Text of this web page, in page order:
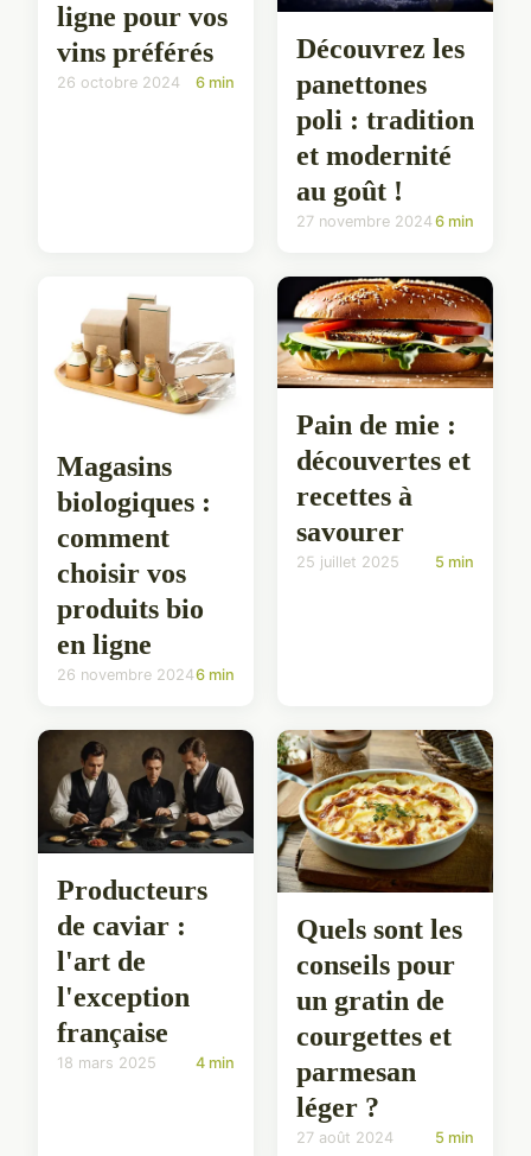
ligne pour vos
vins préférés
26 octobre 2024 6 min
Découvrez les
panettones
poli : tradition
et modernité
au goût !
27 novembre 20246 min
Magasins
biologiques :
comment
choisir vos
produits bio
en ligne
26 novembre 20246 min
Pain de mie :
découvertes et
recettes à
savourer
25 juillet 2025 5 min
Producteurs
de caviar :
l'art de
l'exception
française
18 mars 2025 4 min
Quels sont les
conseils pour
un gratin de
courgettes et
parmesan
léger ?
27 août 2024 5 min